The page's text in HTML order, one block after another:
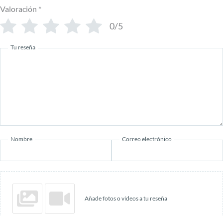
Valoración *
0/5
Tu reseña
Nombre Correo electrónico
Añade fotos o vídeos a tu reseña